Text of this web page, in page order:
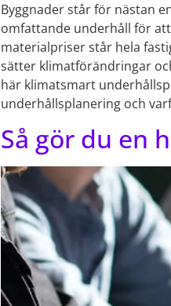
Byggnader står för nästan
omfattande underhåll för
materialpriser står hela
sätter klimatförändringar
här klimatsmart
underhållsplanering och
Så gör du en